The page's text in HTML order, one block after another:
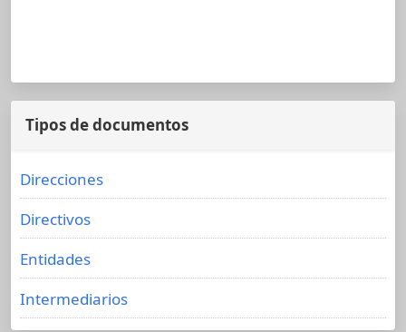
Tipos de documentos
Direcciones
Directivos
Entidades
Intermediarios